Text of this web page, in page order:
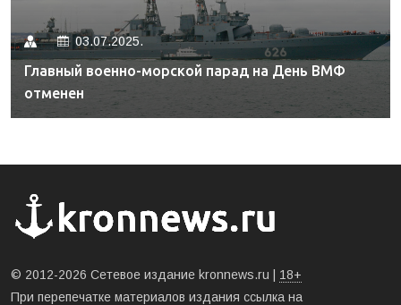
03.07.2025.
Главный военно-морской парад на День ВМФ
отменен
© 2012-2026 Сетевое издание kronnews.ru | 18+
При перепечатке материалов издания ссылка на